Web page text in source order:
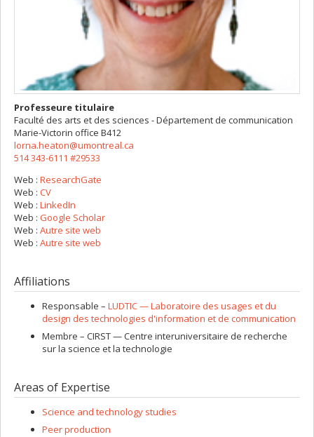
Professeure titulaire
Faculté des arts et des sciences - Département de communication
Marie-Victorin office B412
lorna.heaton@umontreal.ca
514 343-6111 #29533
Web : ResearchGate
Web : CV
Web : LinkedIn
Web : Google Scholar
Web : Autre site web
Web : Autre site web
Affiliations
Responsable – LUDTIC — Laboratoire des usages et du
design des technologies d'information et de communication
Membre – CIRST — Centre interuniversitaire de recherche
sur la science et la technologie
Areas of Expertise
Science and technology studies
Peer production